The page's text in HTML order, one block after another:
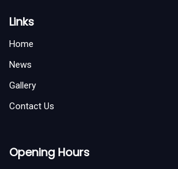
Links
Home
News
Gallery
Contact Us
Opening Hours